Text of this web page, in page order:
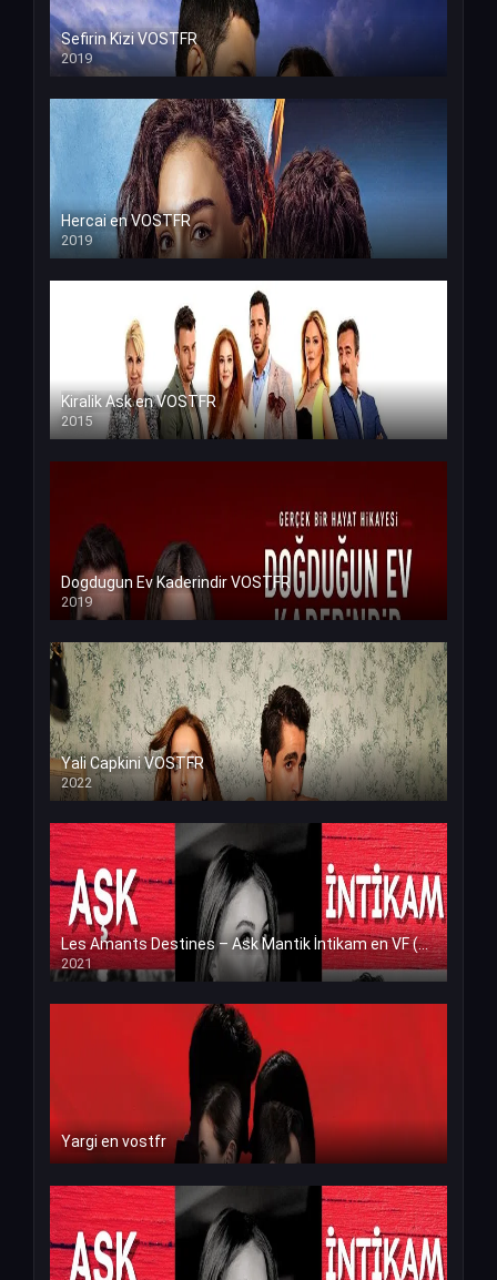
Sefirin Kizi VOSTFR
2019
Hercai en VOSTFR
2019
Kiralik Ask en VOSTFR
2015
Dogdugun Ev Kaderindir VOSTFR
2019
Yali Capkini VOSTFR
2022
Les Amants Destines – Ask Mantik İntikam en VF (Voix Francaise)
2021
Yargi en vostfr